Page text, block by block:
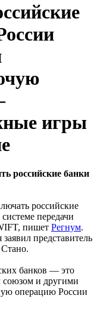
игры
российские банки
российские
передачи
пишет Регнум.
представитель
банков — это
союзом и другими
операцию России